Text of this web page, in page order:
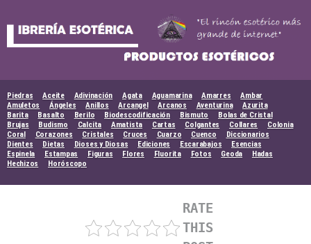
Piedras Aceite Adivinación Agata Aguamarina Amarres
Ambar
Amuletos
Ángeles Anillos Arcangel Arcanos Aventurina
Azurita
Barita
Basalto Berilo Biodescodificación Bismuto
Bolas de Cristal
Brujas
Budismo Calcita Amatista Cartas Colgantes Collares
Colonia
Coral
Corazones Cristales Cruces Cuarzo Cuenco
Diccionarios
Dientes
Dietas Dioses y Diosas Ediciones Escarabajos
Esencias
Espinela
Estampas Figuras Flores Fluorita Fotos Geoda
Hadas
Hechizos
Horóscopo
RATE
THIS